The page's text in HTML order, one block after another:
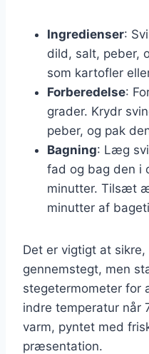
Ingredienser:
dild, salt, peber,
som kartofler
Forberedelse:
grader. Krydr
peber, og pak
Bagning: Læg
fad og bag den i
minutter. Tilsæt
minutter af
Det er vigtigt at
gennemstegt, men
stegetermometer for
indre temperatur når
varm, pyntet med
præsentation.